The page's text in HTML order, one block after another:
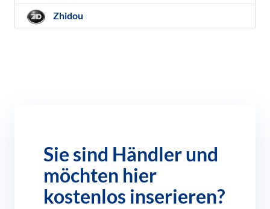
Zhidou
Sie sind Händler und
möchten hier
kostenlos inserieren?